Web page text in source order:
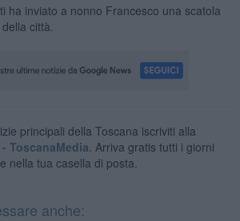
ha inviato a nonno Francesco una scatola
città.
principali della Toscana iscriviti alla
ToscanaMedia. Arriva gratis tutti i giorni
nella tua casella di posta.
anche: